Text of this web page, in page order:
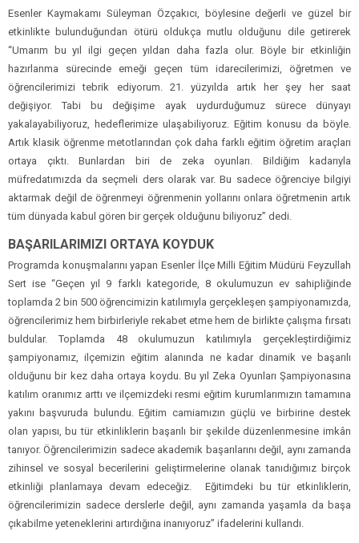
Esenler Kaymakamı Süleyman Özçakıcı, böylesine değerli ve güzel bir
etkinlikte bulunduğundan ötürü oldukça mutlu olduğunu dile getirerek
“Umarım bu yıl ilgi geçen yıldan daha fazla olur. Böyle bir etkinliğin
hazırlanma sürecinde emeği geçen tüm idarecilerimizi, öğretmen ve
öğrencilerimizi tebrik ediyorum. 21. yüzyılda artık her şey her saat
değişiyor. Tabi bu değişime ayak uydurduğumuz sürece dünyayı
yakalayabiliyoruz, hedeflerimize ulaşabiliyoruz. Eğitim konusu da böyle.
Artık klasik öğrenme metotlarından çok daha farklı eğitim öğretim araçları
ortaya çıktı. Bunlardan biri de zeka oyunları. Bildiğim kadarıyla
müfredatımızda da seçmeli ders olarak var. Bu sadece öğrenciye bilgiyi
aktarmak değil de öğrenmeyi öğrenmenin yollarını onlara öğretmenin artık
tüm dünyada kabul gören bir gerçek olduğunu biliyoruz” dedi.
BAŞARILARIMIZI ORTAYA KOYDUK
Programda konuşmalarını yapan Esenler İlçe Milli Eğitim Müdürü Feyzullah
Sert ise “Geçen yıl 9 farklı kategoride, 8 okulumuzun ev sahipliğinde
toplamda 2 bin 500 öğrencimizin katılımıyla gerçekleşen şampiyonamızda,
öğrencilerimiz hem birbirleriyle rekabet etme hem de birlikte çalışma fırsatı
buldular. Toplamda 48 okulumuzun katılımıyla gerçekleştirdiğimiz
şampiyonamız, ilçemizin eğitim alanında ne kadar dinamik ve başarılı
olduğunu bir kez daha ortaya koydu. Bu yıl Zeka Oyunları Şampiyonasına
katılım oranımız arttı ve ilçemizdeki resmi eğitim kurumlarımızın tamamına
yakını başvuruda bulundu. Eğitim camiamızın güçlü ve birbirine destek
olan yapısı, bu tür etkinliklerin başarılı bir şekilde düzenlenmesine imkân
tanıyor. Öğrencilerimizin sadece akademik başarılarını değil, aynı zamanda
zihinsel ve sosyal becerilerini geliştirmelerine olanak tanıdığımız birçok
etkinliği planlamaya devam edeceğiz. Eğitimdeki bu tür etkinliklerin,
öğrencilerimizin sadece derslerle değil, aynı zamanda yaşamla da başa
çıkabilme yeteneklerini artırdığına inanıyoruz” ifadelerini kullandı.